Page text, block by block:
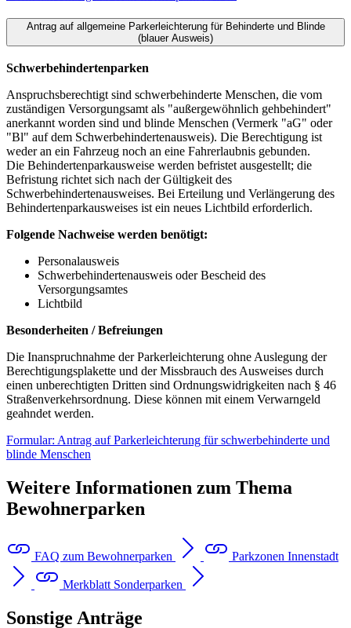
Antrag auf allgemeine Parkerleichterung für Behinderte und Blinde
(blauer Ausweis)
Schwerbehindertenparken
Anspruchsberechtigt sind schwerbehinderte Menschen, die vom
zuständigen Versorgungsamt als "außergewöhnlich gehbehindert"
anerkannt worden sind und blinde Menschen (Vermerk "aG" oder
"Bl" auf dem Schwerbehindertenausweis). Die Berechtigung ist
weder an ein Fahrzeug noch an eine Fahrerlaubnis gebunden.
Die Behindertenparkausweise werden befristet ausgestellt; die
Befristung richtet sich nach der Gültigkeit des
Schwerbehindertenausweises. Bei Erteilung und Verlängerung des
Behindertenparkausweises ist ein neues Lichtbild erforderlich.
Folgende Nachweise werden benötigt:
Personalausweis
Schwerbehindertenausweis oder Bescheid des
Versorgungsamtes
Lichtbild
Besonderheiten / Befreiungen
Die Inanspruchnahme der Parkerleichterung ohne Auslegung der
Berechtigungsplakette und der Missbrauch des Ausweises durch
einen unberechtigten Dritten sind Ordnungswidrigkeiten nach § 46
Straßenverkehrsordnung. Diese können mit einem Verwarngeld
geahndet werden.
Formular: Antrag auf Parkerleichterung für schwerbehinderte und
blinde Menschen
Weitere Informationen zum Thema
Bewohnerparken
FAQ zum Bewohnerparken Parkzonen Innenstadt
Merkblatt Sonderparken
Sonstige Anträge